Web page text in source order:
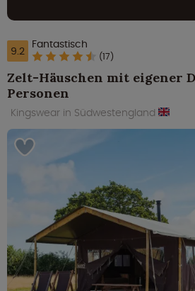
9.2 Fantastisch
(17)
Zelt-Häuschen mit eigener
Personen
Kingswear in Südwestengland